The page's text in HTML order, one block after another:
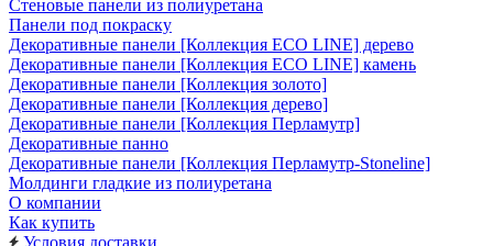
Стеновые панели из полиуретана
Панели под покраску
Декоративные панели [Коллекция ECO LINE] дерево
Декоративные панели [Коллекция ECO LINE] камень
Декоративные панели [Коллекция золото]
Декоративные панели [Коллекция дерево]
Декоративные панели [Коллекция Перламутр]
Декоративные панно
Декоративные панели [Коллекция Перламутр-Stoneline]
Молдинги гладкие из полиуретана
О компании
Как купить
Условия доставки